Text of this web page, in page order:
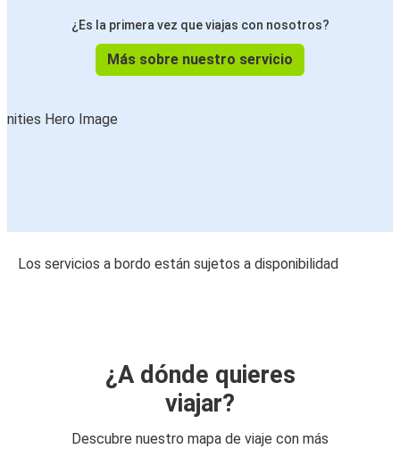
¿Es la primera vez que viajas con nosotros?
Más sobre nuestro servicio
Los servicios a bordo están sujetos a disponibilidad
¿A dónde quieres
viajar?
Descubre nuestro mapa de viaje con más